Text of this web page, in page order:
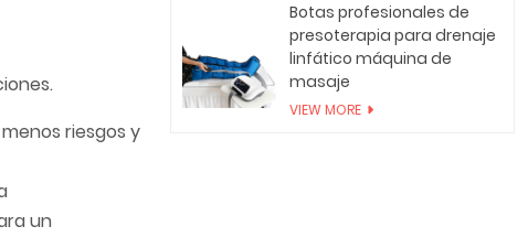
riesgos y
un
Botas profesionales de
presoterapia para drenaje
linfático máquina de
masaje
VIEW MORE